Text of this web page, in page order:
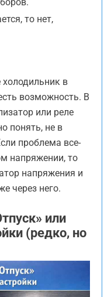
то нет,
в
возможность. В
или реле
понять, не в
проблема все-
напряжении, то
напряжения и
через него.
или
(редко, но